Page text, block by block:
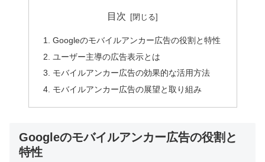
目次
Googleのモバイルアンカー広告の役割と特性
ユーザー主導の広告表示とは
モバイルアンカー広告の効果的な活用方法
モバイルアンカー広告の展望と取り組み
Googleのモバイルアンカー広告の役割と
特性